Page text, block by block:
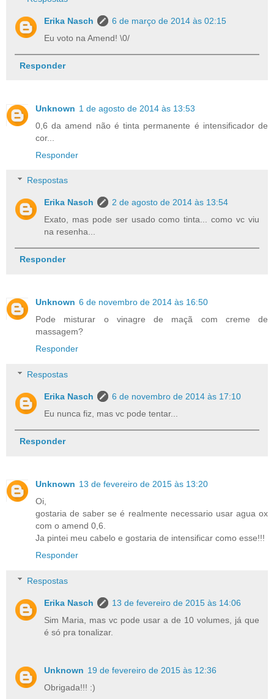
Erika Nasch
6 de março de 2014 às 02:15
Eu voto na Amend! \0/
Responder
Unknown 1 de agosto de 2014 às 13:53
0,6 da amend não é tinta permanente é intensificador de
cor...
Responder
Respostas
Erika Nasch
2 de agosto de 2014 às 13:54
Exato, mas pode ser usado como tinta... como vc viu
na resenha...
Responder
Unknown 6 de novembro de 2014 às 16:50
Pode misturar o vinagre de maçã com creme de
massagem?
Responder
Respostas
Erika Nasch
6 de novembro de 2014 às 17:10
Eu nunca fiz, mas vc pode tentar...
Responder
Unknown 13 de fevereiro de 2015 às 13:20
Oi,
gostaria de saber se é realmente necessario usar agua ox
com o amend 0,6.
Ja pintei meu cabelo e gostaria de intensificar como esse!!!
Responder
Respostas
Erika Nasch
13 de fevereiro de 2015 às 14:06
Sim Maria, mas vc pode usar a de 10 volumes, já que
é só pra tonalizar.
Unknown 19 de fevereiro de 2015 às 12:36
Obrigada!!! :)